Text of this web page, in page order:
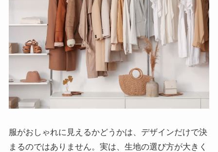
服がおしゃれに見えるかどうかは、デザインだけで決
まるのではありません。実は、生地の選び方が大きく